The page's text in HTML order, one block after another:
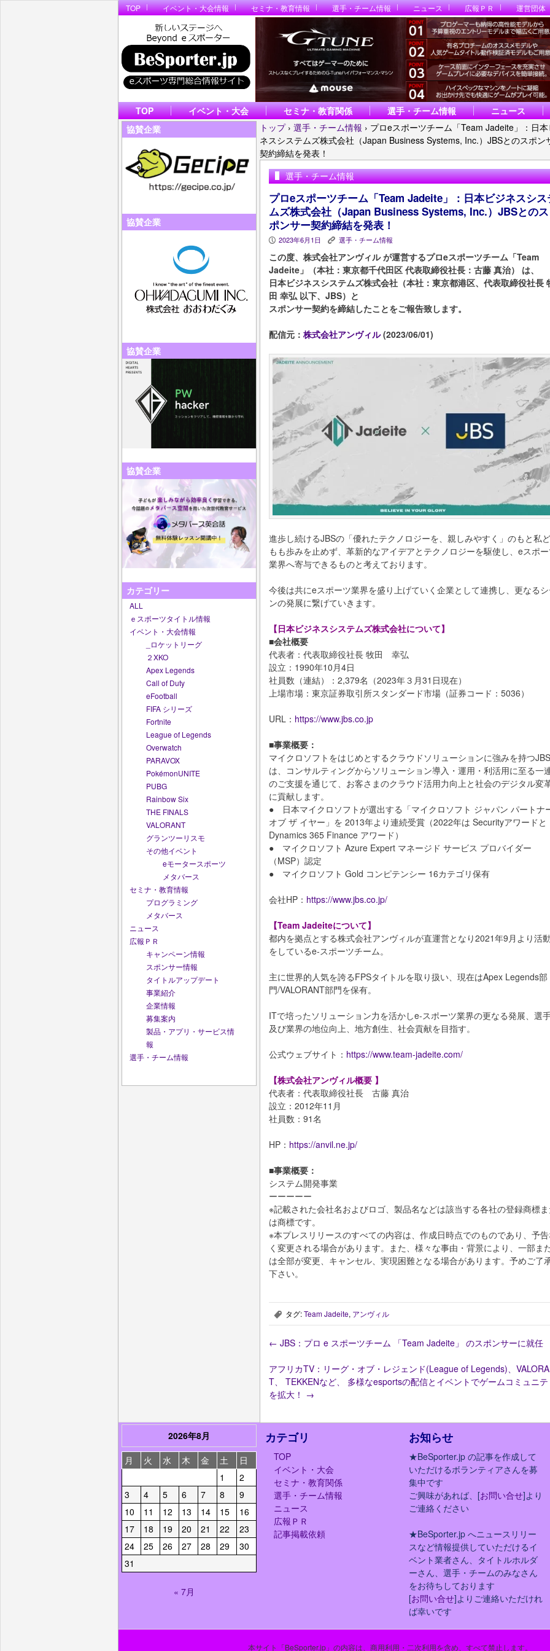
TOP イベント・大会情報 セミナ・教育情報 選手・チーム情報 ニュース 広報ＰＲ 運営団体
TOP イベント・大会 セミナ・教育関係 選手・チーム情報
ニュース
協賛企業
協賛企業
協賛企業
協賛企業
カテゴリー
ALL
ｅスポーツタイトル情報
イベント・大会情報
_ロケットリーグ
２XKO
Apex Legends
Call of Duty
eFootball
FIFA シリーズ
Fortnite
League of Legends
Overwatch
PARAVOX
PokémonUNITE
PUBG
Rainbow Six
THE FINALS
VALORANT
グランツーリスモ
その他イベント
eモータースポーツ
メタバース
セミナ・教育情報
プログラミング
メタバース
ニュース
広報ＰＲ
キャンペーン情報
スポンサー情報
タイトルアップデート
事業紹介
企業情報
募集案内
製品・アプリ・サービス情
報
選手・チーム情報
トップ › 選手・チーム情報 › プロeスポーツチーム「Team Jadeite」：日
ネスシステムズ株式会社（Japan Business Systems, Inc.）JBSとのスポン
契約締結を発表！
選手・チーム情報
プロeスポーツチーム「Team Jadeite」：日本ビジネスシス
ムズ株式会社（Japan Business Systems, Inc.）JBSとのス
ポンサー契約締結を発表！
P 2023年6月1日 K 選手・チーム情報
この度、株式会社アンヴィル が運営するプロeスポーツチーム「Team
Jadeite」（本社：東京都千代田区 代表取締役社長：古藤 真治） は、
日本ビジネスシステムズ株式会社（本社：東京都港区、代表取締役社長
田 幸弘 以下、JBS）と
スポンサー契約を締結したことをご報告致します。
配信元： 株式会社アンヴィル(2023/06/01)
進歩し続けるJBSの「優れたテクノロジーを、親しみやすく」のもと私ど
もも歩みを止めず、革新的なアイデアとテクノロジーを駆使し、eスポ
業界へ寄与できるものと考えております。
今後は共にeスポーツ業界を盛り上げていく企業として連携し、更なる
ンの発展に繋げていきます。
【日本ビジネスシステムズ株式会社について】
■会社概要
代表者：代表取締役社長 牧田 幸弘
設立：1990年10月4日
社員数（連結）：2,379名（2023年３月31日現在）
上場市場：東京証券取引所スタンダード市場（証券コード：5036）
URL： https://www.jbs.co.jp
■事業概要：
マイクロソフトをはじめとするクラウドソリューションに強みを持つJBS
は、コンサルティングからソリューション導入・運用・利活用に至る一
のご支援を通じて、お客さまのクラウド活用力向上と社会のデジタル変
に貢献します。
● 日本マイクロソフトが選出する「マイクロソフト ジャパン パートナ
オブ ザ イヤー」を 2013年より連続受賞（2022年は Securityアワードと
Dynamics 365 Finance アワード）
● マイクロソフト Azure Expert マネージド サービス プロバイダー
（MSP）認定
● マイクロソフト Gold コンピテンシー 16カテゴリ保有
会社HP： https://www.jbs.co.jp/
【Team Jadeiteについて】
都内を拠点とする株式会社アンヴィルが直運営となり2021年9⽉より活
をしているe-スポーツチーム。
主に世界的⼈気を誇るFPSタイトルを取り扱い、現在はApex Legends部
⾨/VALORANT部⾨を保有。
ITで培ったソリューション⼒を活かしe-スポーツ業界の更なる発展、選
及び業界の地位向上、地⽅創⽣、社会貢献を⽬指す。
公式ウェブサイト： https://www.team-jadeite.com/
【株式会社アンヴィル概要 】
代表者：代表取締役社⻑ 古藤 真治
設⽴：2012年11⽉
社員数：91名
HP： https://anvil.ne.jp/
■事業概要：
システム開発事業
ーーーーー
※記載された会社名およびロゴ、製品名などは該当する各社の登録商標
は商標です。
※本プレスリリースのすべての内容は、作成日時点でのものであり、予
く変更される場合があります。また、様々な事由・背景により、一部ま
は全部が変更、キャンセル、実現困難となる場合があります。予めご了
下さい。
, タグ:Team Jadeite, アンヴィル
← JBS：プロ e スポーツチーム 「Team Jadeite」 のスポンサーに就任
アフリカTV：リーグ・オブ・レジェンド(League of Legends)、
T、 TEKKENなど、 多様なesportsの配信とイベントでゲームコミュニ
を拡大！ →
2026年8月
月
火 水 木 金 土
日
1
2
3
4 5 6 7 8
9
10
11 12 13 14 15
16
17
18 19 20 21 22
23
24
25 26 27 28 29
30
31
« 7月
カテゴリ
TOP
イベント・大会
セミナ・教育関係
選手・チーム情報
ニュース
広報ＰＲ
記事掲載依頼
お知らせ
★BeSporter.jp の記事を作成して
いただけるボランティアさんを募
集中です
ご興味があれば、[お問い合せ]より
ご連絡ください
★BeSporter.jp へニュースリリー
スなど情報提供していただけるイ
ベント業者さん、タイトルホルダ
ーさん、選手・チームのみなさん
をお待ちしております
[お問い合せ]よりご連絡いただけれ
ば幸いです
本サイト「BeSporter.jp」の内容は、商用利用・二次利用を含め、すべて禁止します。